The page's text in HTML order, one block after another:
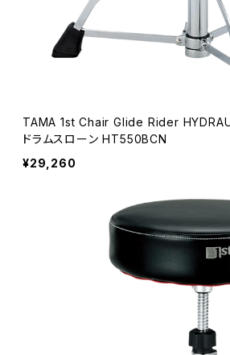
TAMA 1st Chair Glide Rider
ドラムスローン HT550BCN
¥29,260